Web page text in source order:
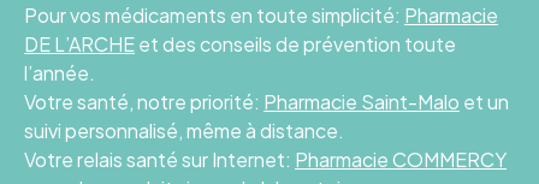
Pour vos médicaments en toute simplicité: Pharmacie
DE L’ARCHEet des conseils de prévention toute
l’année.
Votre santé, notre priorité: Pharmacie Saint-Malo et un
suivi personnalisé, même à distance.
Votre relais santé sur Internet: Pharmacie COMMERCY